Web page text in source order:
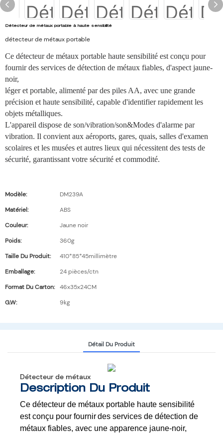
Détecteur de métaux portable à haute sensibilité
détecteur de métaux portable
Ce détecteur de métaux portable haute sensibilité est conçu pour
fournirdes services de détection de métaux fiables, d'aspect jaune-
noir,
léger et portable, alimenté par des piles AA, avec une grande
précision et haute sensibilité, capable d'identifier rapidement les
objets métalliques.
L'appareil dispose de son/vibration/son&Modes d'alarme par
vibration. Il convient aux aéroports, gares, quais, salles d'examen
scolaires et les musées et autres lieux qui nécessitent des tests de
sécurité, garantissant votre sécurité et commodité.
Modèle:
DM239A
Matériel:
ABS
Couleur:
Jaune noir
Poids:
360g
Taille Du Produit:
410*85*45millimètre
Emballage:
24 pièces/ctn
Format Du Carton:
46x35x24CM
G.W:
9kg
Détail Du Produit
Détecteur de métaux
Description Du Produit
Ce détecteur de métaux portable haute sensibilité
est conçu pour fournirdes services de détection de
métaux fiables, avec une apparence jaune-noir,